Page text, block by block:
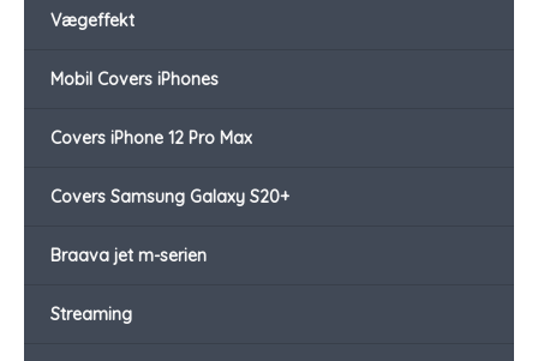
Vægeffekt
Mobil Covers iPhones
Covers iPhone 12 Pro Max
Covers Samsung Galaxy S20+
Braava jet m-serien
Streaming